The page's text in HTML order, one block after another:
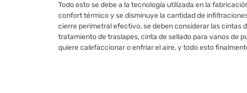
Todo esto se debe a la tecnología utilizada en la
confort térmico y se disminuye la cantidad de
cierre perimetral efectivo, se deben considerar las cintas
tratamiento de traslapes, cinta de sellado para vanos de
quiere calefaccionar o enfriar el aire, y todo esto